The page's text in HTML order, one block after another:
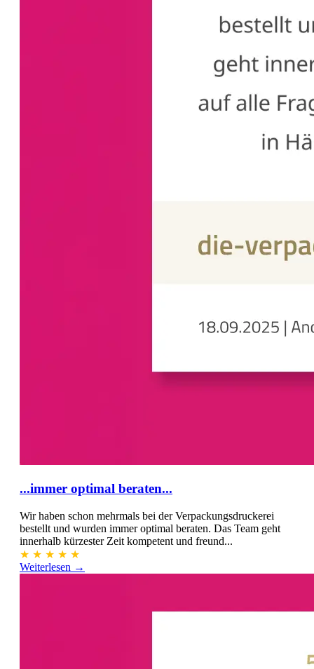
...immer optimal beraten...
Wir haben schon mehrmals bei der Verpackungsdruckerei
bestellt und wurden immer optimal beraten. Das Team geht
innerhalb kürzester Zeit kompetent und freund...
★ ★ ★ ★ ★
Weiterlesen →